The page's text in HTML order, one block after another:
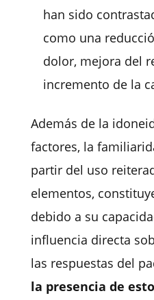
han sido
como una
dolor, mejora del
incremento de la
Además de la
factores, la
partir del uso
elementos,
debido a su
influencia directa
las respuestas del
la presencia de